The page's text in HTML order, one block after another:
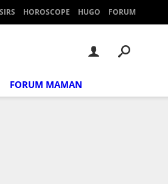
HOROSCOPE HUGO FORUM
FORUM MAMAN